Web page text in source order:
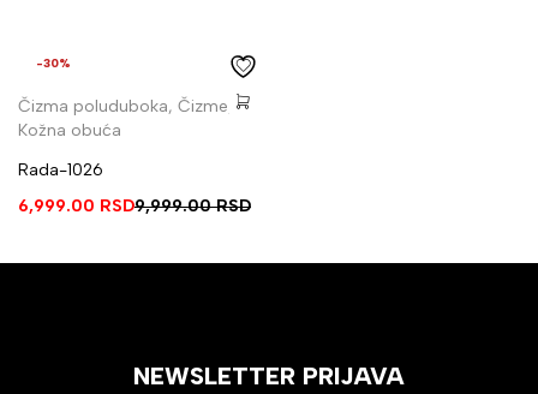
-30%
Čizma poluduboka, Čizme
Kožna obuća
Rada-1026
9,999.00RSD
6,999.00 RSD
NEWSLETTER PRIJAVA